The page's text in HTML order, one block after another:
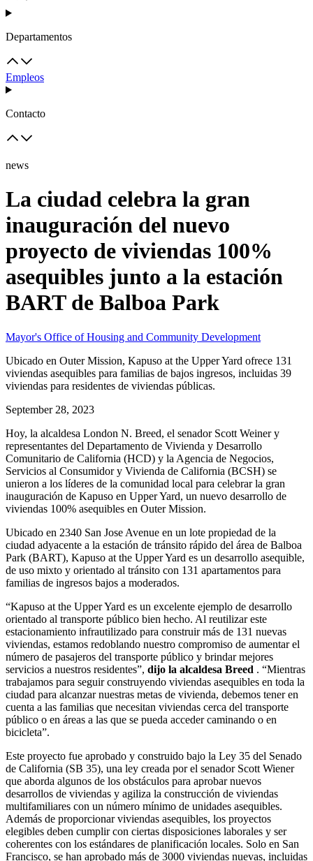
Departamentos
Empleos
Contacto
news
La ciudad celebra la gran
inauguración del nuevo
proyecto de viviendas 100%
asequibles junto a la estación
BART de Balboa Park
Mayor's Office of Housing and Community Development
Ubicado en Outer Mission, Kapuso at the Upper Yard ofrece 131
viviendas asequibles para familias de bajos ingresos, incluidas 39
viviendas para residentes de viviendas públicas.
September 28, 2023
Hoy, la alcaldesa London N. Breed, el senador Scott Weiner y
representantes del Departamento de Vivienda y Desarrollo
Comunitario de California (HCD) y la Agencia de Negocios,
Servicios al Consumidor y Vivienda de California (BCSH) se
unieron a los líderes de la comunidad local para celebrar la gran
inauguración de Kapuso en Upper Yard, un nuevo desarrollo de
viviendas 100% asequibles en Outer Mission.
Ubicado en 2340 San Jose Avenue en un lote propiedad de la
ciudad adyacente a la estación de tránsito rápido del área de Balboa
Park (BART), Kapuso at the Upper Yard es un desarrollo asequible,
de uso mixto y orientado al tránsito con 131 apartamentos para
familias de ingresos bajos a moderados.
“Kapuso at the Upper Yard es un excelente ejemplo de desarrollo
orientado al transporte público bien hecho. Al reutilizar este
estacionamiento infrautilizado para construir más de 131 nuevas
viviendas, estamos redoblando nuestro compromiso de aumentar el
número de pasajeros del transporte público y brindar mejores
servicios a nuestros residentes”, dijo la alcaldesa Breed . “Mientras
trabajamos para seguir construyendo viviendas asequibles en toda la
ciudad para alcanzar nuestras metas de vivienda, debemos tener en
cuenta a las familias que necesitan viviendas cerca del transporte
público o en áreas a las que se pueda acceder caminando o en
bicicleta”.
Este proyecto fue aprobado y construido bajo la Ley 35 del Senado
de California (SB 35), una ley creada por el senador Scott Wiener
que aborda algunos de los obstáculos para aprobar nuevos
desarrollos de viviendas y agiliza la construcción de viviendas
multifamiliares con un número mínimo de unidades asequibles.
Además de proporcionar viviendas asequibles, los proyectos
elegibles deben cumplir con ciertas disposiciones laborales y ser
coherentes con los estándares de planificación locales. Solo en San
Francisco, se han aprobado más de 3000 viviendas nuevas, incluidas